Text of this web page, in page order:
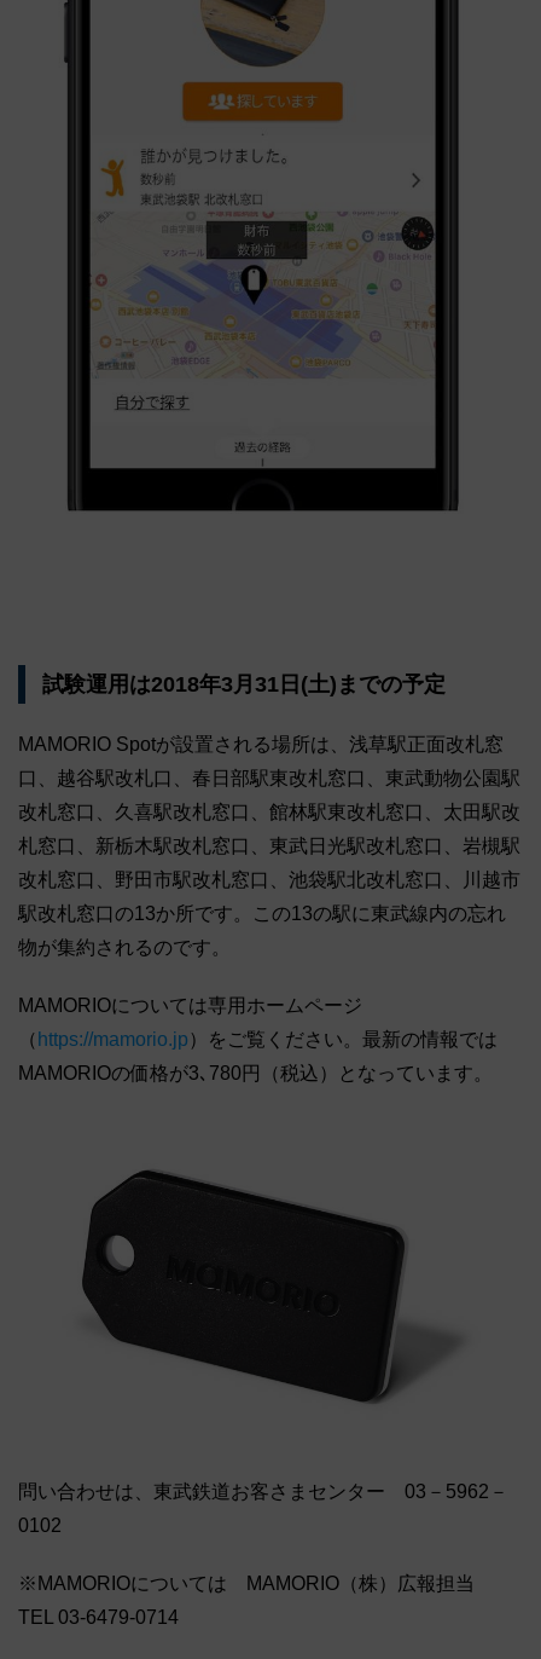
試験運用は2018年3月31日(土)までの予定
MAMORIO Spotが設置される場所は、浅草駅正面改札窓
口、越谷駅改札口、春日部駅東改札窓口、東武動物公園駅
改札窓口、久喜駅改札窓口、館林駅東改札窓口、太田駅改
札窓口、新栃木駅改札窓口、東武日光駅改札窓口、岩槻駅
改札窓口、野田市駅改札窓口、池袋駅北改札窓口、川越市
駅改札窓口の13か所です。この13の駅に東武線内の忘れ
物が集約されるのです。
MAMORIOについては専用ホームページ
（ https://mamorio.jp ）をご覧ください。最新の情報では
MAMORIOの価格が3､780円（税込）となっています。
問い合わせは、東武鉄道お客さまセンター 03－5962－
0102
※MAMORIOについては MAMORIO（株）広報担当
TEL 03-6479-0714